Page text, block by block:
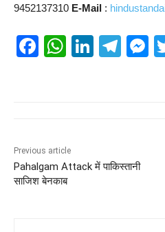
9452137310 E-Mail :
F
o
o
W
p
p
Li
n
T
m
Previous article
Pahalgam Attack में पाकिस्तानी
साजिश बेनकाब